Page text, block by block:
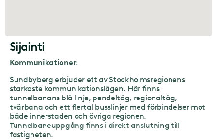
Sijainti
Kommunikationer:
Sundbyberg erbjuder ett av Stockholmsregionens
starkaste kommunikationslägen. Här finns
tunnelbanans blå linje, pendeltåg, regionaltåg,
tvärbana och ett flertal busslinjer med förbindelser mot
både innerstaden och övriga regionen.
Tunnelbaneuppgång finns i direkt anslutning till
fastigheten.